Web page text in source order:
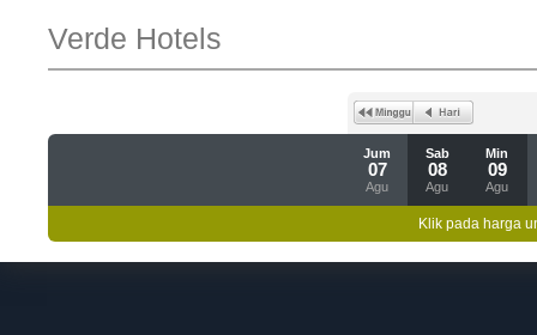
Verde Hotels
Jum
07
Agu
Sab
08
Agu
Min
09
Agu
Klik pada harga